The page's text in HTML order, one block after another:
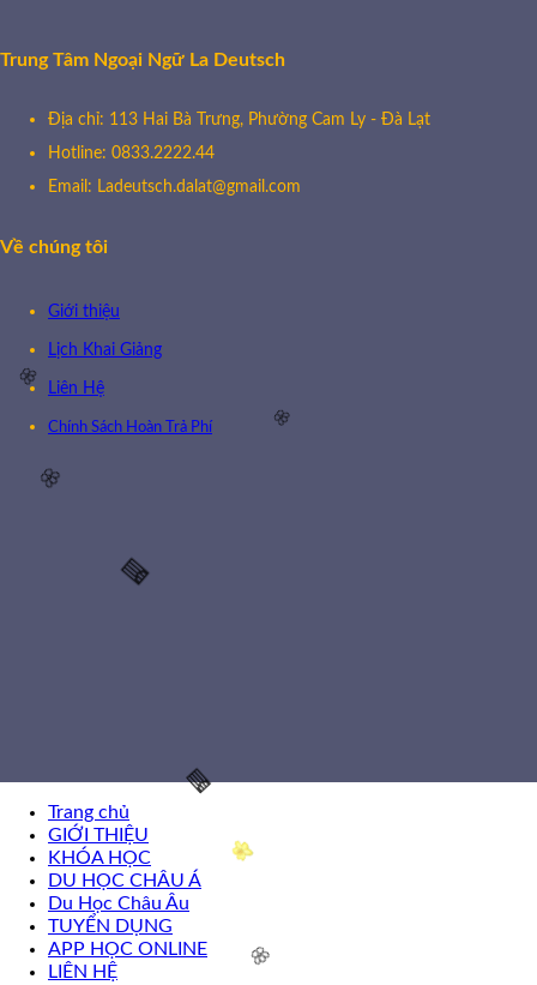
🧧
Trung Tâm Ngoại Ngữ La Deutsch
Địa chỉ: 113 Hai Bà Trưng, Phường Cam Ly - Đà Lạt
Hotline: 0833.2222.44
Email: Ladeutsch.dalat@gmail.com
Về chúng tôi
Giới thiệu
Lịch Khai Giảng
Liên Hệ
Chính Sách Hoàn Trả Phí
Trang chủ
GIỚI THIỆU
KHÓA HỌC
DU HỌC CHÂU Á
Du Học Châu Âu
TUYỂN DỤNG
APP HỌC ONLINE
LIÊN HỆ